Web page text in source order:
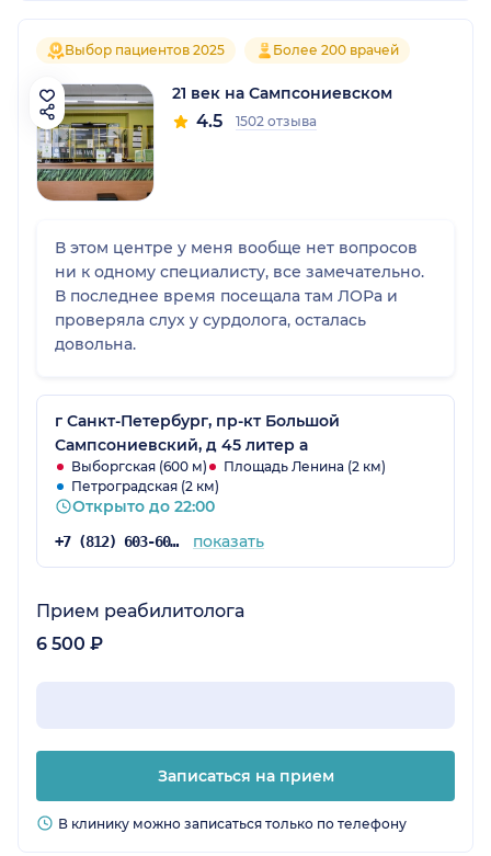
Выбор пациентов 2025 Более 200 врачей
21 век на Сампсониевском
4.5 1502 отзыва
В этом центре у меня вообще нет вопросов
ни к одному специалисту, все замечательно.
В последнее время посещала там ЛОРа и
проверяла слух у сурдолога, осталась
довольна.
г Санкт-Петербург, пр-кт Большой
Сампсониевский, д 45 литер а
Выборгская (600 м)
Площадь Ленина (2 км)
Петроградская (2 км)
Открыто до 22:00
+7 (812) 603-60-42 показать
Прием реабилитолога
6 500 ₽
Записаться на прием
В клинику можно записаться только по телефону